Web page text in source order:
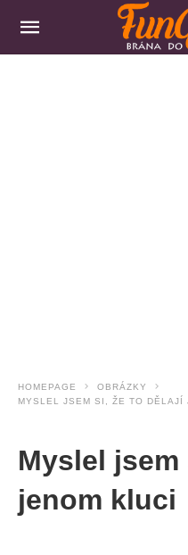
HOMEPAGE
OBRÁZKY
MYSLEL JSEM SI, ŽE TO DĚLAJÍ
Myslel
jenom kluci